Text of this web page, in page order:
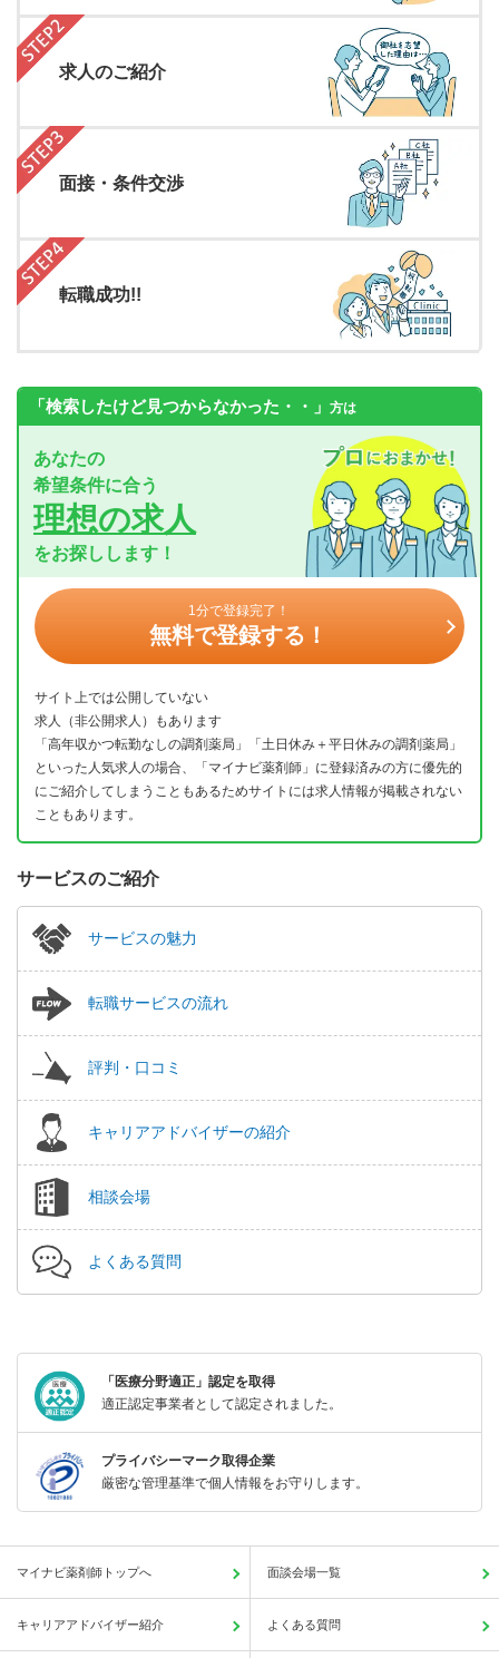
求人のご紹介
面接・条件交渉
転職成功!!
「検索したけど見つからなかった・・」 方は
あなたの
希望条件に合う
理想の求人
をお探しします！
1分で登録完了！
無料で登録する！
サイト上では公開していない
求人（非公開求人）もあります
「高年収かつ転勤なしの調剤薬局」「土日休み＋平日休みの調剤薬局」
といった人気求人の場合、「マイナビ薬剤師」に登録済みの方に優先的
にご紹介してしまうこともあるためサイトには求人情報が掲載されない
こともあります。
サービスのご紹介
サービスの魅力
転職サービスの流れ
評判・口コミ
キャリアアドバイザーの紹介
相談会場
よくある質問
「医療分野適正」認定を取得
適正認定事業者として認定されました。
プライバシーマーク取得企業
厳密な管理基準で個人情報をお守りします。
マイナビ薬剤師トップへ 面談会場一覧
キャリアアドバイザー紹介 よくある質問